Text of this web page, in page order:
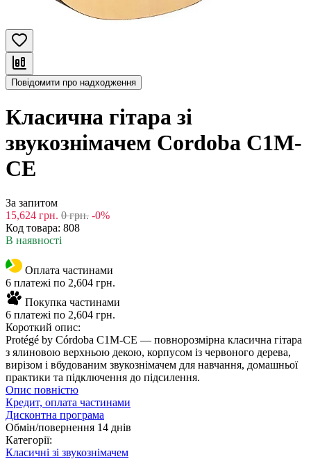
Повідомити про надходження
Класична гітара зі
звукознімачем Cordoba C1M-
CE
За запитом
15,624 грн. 0 грн. -0%
Код товара: 808
В наявності
Оплата частинами
6 платежі по 2,604 грн.
Покупка частинами
6 платежі по 2,604 грн.
Короткий опис:
Protégé by Córdoba C1M-CE — повнорозмірна класична гітара
з ялиновою верхньою декою, корпусом із червоного дерева,
вирізом і вбудованим звукознімачем для навчання, домашньої
практики та підключення до підсилення.
Опис повністю
Кредит, оплата частинами
Дисконтна програма
Обмін/повернення 14 днів
Категорії:
Класичні зі звукознімачем